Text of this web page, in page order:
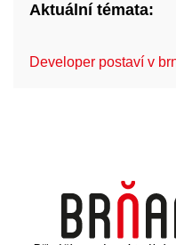
Aktuální témata:
Developer postaví v